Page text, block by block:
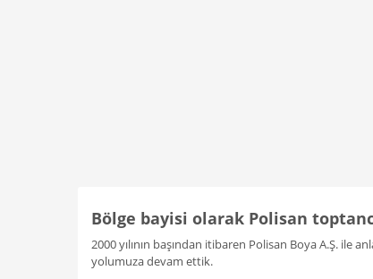
Bölge bayisi olarak Polisan
2000 yılının başından itibaren Polisan Boya A.Ş. ile
yolumuza devam ettik.